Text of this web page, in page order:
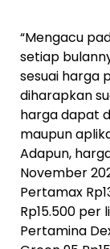
“Mengacu
setiap
sesuai harga
diharapkan
harga dapat
maupun
Adapun,
November
Pertamax
Rp15.500 per
Pertamina